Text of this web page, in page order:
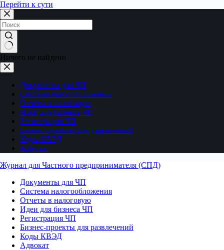
Перейти к сути
Ничего не найдено
Документы для ЧП
Система налогообложения
Отчеты в налоговую
Идеи для бизнеса ЧП
Регистрация ЧП
Бизнес-проекты для развлечений
Коды КВЭД
Адвокат
Журнал для Частного предпринимателя (СПД)
Документы для ЧП
Система налогообложения
Отчеты в налоговую
Идеи для бизнеса ЧП
Регистрация ЧП
Бизнес-проекты для развлечений
Коды КВЭД
Адвокат